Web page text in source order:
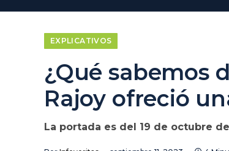
EXPLICATIVOS
¿Qué sabemos
Rajoy ofreció
La portada es del 19 de octubre